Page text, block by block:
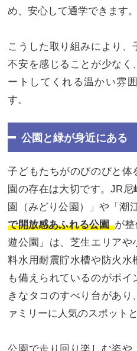
め、安心して通学できます。
こうした取り組みにより
不安を感じることが少なく
ートしてくれる温かい雰
す。
公園と緑が身近にある
子どもたちがのびのびと体
園の存在は大切です。JR
園（みどり公園）」や「潮
で開放感あふれる公園 が
遊公園」は、芝生エリアや
料水用耐震貯水槽や防火
も備えられているのがポ
きなタコのすべり台があ
ァミリーに人気のスポット